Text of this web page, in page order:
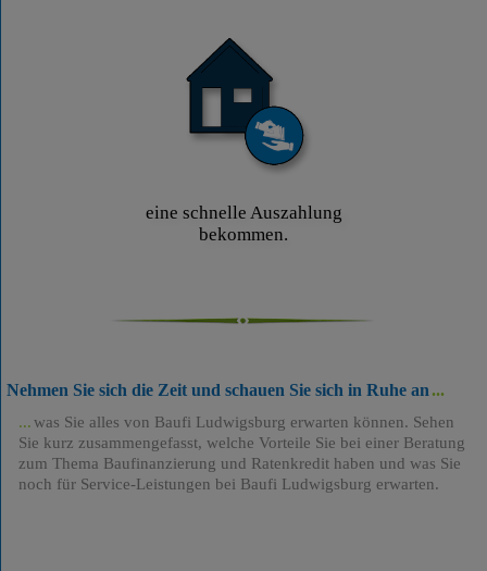
eine schnelle Auszahlung
bekommen.
Nehmen Sie sich die Zeit und schauen Sie sich in Ruhe an
was Sie alles von Baufi Ludwigsburg erwarten können. Sehen
Sie kurz zusammengefasst, welche Vorteile Sie bei einer Beratung
zum Thema Baufinanzierung und Ratenkredit haben und was Sie
noch für Service-Leistungen bei Baufi Ludwigsburg erwarten.